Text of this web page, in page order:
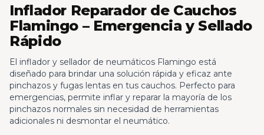
Inflador Reparador de Cauchos
Flamingo – Emergencia y Sellado
Rápido
El inflador y sellador de neumáticos Flamingo está
diseñado para brindar una solución rápida y eficaz ante
pinchazos y fugas lentas en tus cauchos. Perfecto para
emergencias, permite inflar y reparar la mayoría de los
pinchazos normales sin necesidad de herramientas
adicionales ni desmontar el neumático.